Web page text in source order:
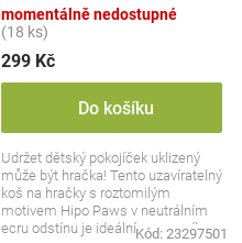
momentálně nedostupné
(18 ks)
299 Kč
Do košíku
Udržet dětský pokojíček uklizený
může být hračka! Tento uzavíratelný
koš na hračky s roztomilým
motivem Hipo Paws v neutrálním
ecru odstínu je ideální pomocník
Kód: 23297501